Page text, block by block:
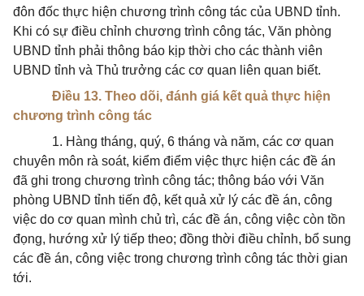
đôn đốc thực hiện chương trình công tác của UBND tỉnh.
Khi có sự điều chỉnh chương trình công tác, Văn phòng
UBND tỉnh phải thông báo kịp thời cho các thành viên
UBND tỉnh và Thủ trưởng các cơ quan liên quan biết.
Điều 13. Theo dõi, đánh giá kết quả thực hiện
chương trình công tác
1. Hàng tháng, quý, 6 tháng và năm, các cơ quan
chuyên môn rà soát, kiểm điểm việc thực hiện các đề án
đã ghi trong chương trình công tác; thông báo với Văn
phòng UBND tỉnh tiến độ, kết quả xử lý các đề án, công
việc do cơ quan mình chủ trì, các đề án, công việc còn tồn
đọng, hướng xử lý tiếp theo; đồng thời điều chỉnh, bổ sung
các đề án, công việc trong chương trình công tác thời gian
tới.